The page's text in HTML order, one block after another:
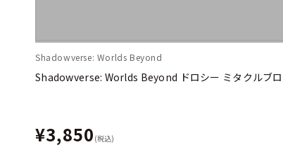
Shadowverse: Worlds Beyond
Shadowverse: Worlds Beyond ドロシー ミタクルブ
¥3,850 (税込)